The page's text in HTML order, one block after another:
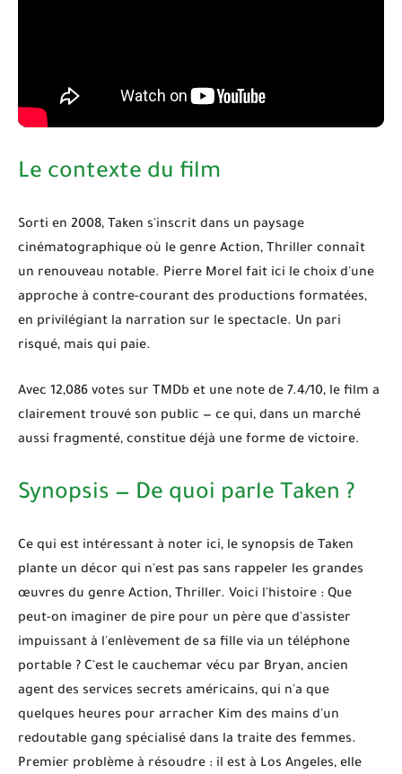
Le contexte du film
Sorti en 2008, Taken s'inscrit dans un paysage
cinématographique où le genre Action, Thriller connaît
un renouveau notable. Pierre Morel fait ici le choix d'une
approche à contre-courant des productions formatées,
en privilégiant la narration sur le spectacle. Un pari
risqué, mais qui paie.
Avec 12,086 votes sur TMDb et une note de 7.4/10, le film a
clairement trouvé son public — ce qui, dans un marché
aussi fragmenté, constitue déjà une forme de victoire.
Synopsis — De quoi parle Taken ?
Ce qui est intéressant à noter ici, le synopsis de Taken
plante un décor qui n'est pas sans rappeler les grandes
œuvres du genre Action, Thriller. Voici l'histoire : Que
peut-on imaginer de pire pour un père que d'assister
impuissant à l'enlèvement de sa fille via un téléphone
portable ? C'est le cauchemar vécu par Bryan, ancien
agent des services secrets américains, qui n'a que
quelques heures pour arracher Kim des mains d'un
redoutable gang spécialisé dans la traite des femmes.
Premier problème à résoudre : il est à Los Angeles, elle